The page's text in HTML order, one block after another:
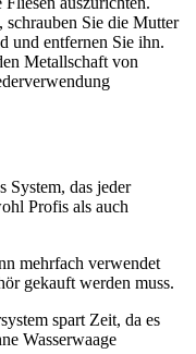
Sie die Mutter
und entfernen Sie ihn.
Metallschaft von
System, das jeder
Profis als auch
mehrfach verwendet
gekauft werden muss.
spart Zeit, da es
Wasserwaage